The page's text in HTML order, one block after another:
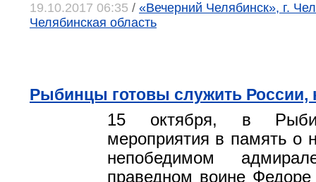
19.10.2017 06:35 / «Вечерний Челябинск», г.
Челябинская область
Рыбинцы готовы служить России,
15 октября, в
мероприятия в память о
непобедимом
праведном воине